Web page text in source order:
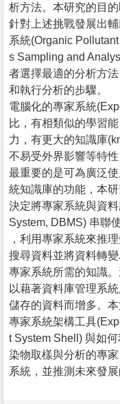
析方法。本研究的目的
針對上述挑戰發展出
系統(Organic Pollutant
s Sampling and
者選擇最適的分析方法
和執行分析的步驟。
電腦化的專家系統
比，有相類似的學習能
力，有更大的知識庫
不易受外界影響等特性
最重要的是可為廣泛
統知識庫的功能，本研
決定將專家系統與資
System, DBMS) 串聯
，利用專家系統來推
搜尋資料並將資料轉變
專家系統所需的知識
以藉著資料庫管理系
儲存的資料而增多。
專家系統架構工具
t System Shell) 與如
染物取樣與分析的專家
系統，並推測未來發展